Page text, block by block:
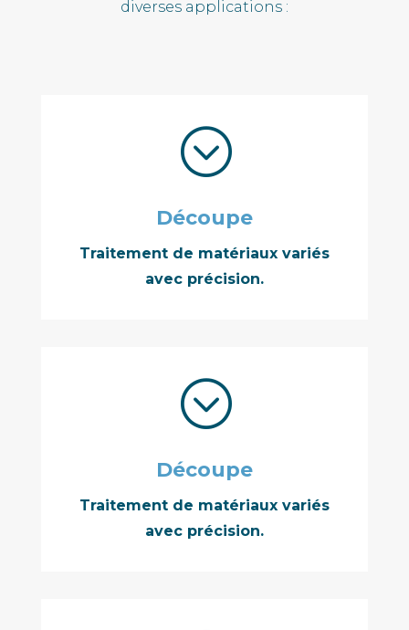
diverses applications :
;
Découpe
Traitement de matériaux variés
avec précision.
;
Découpe
Traitement de matériaux variés
avec précision.